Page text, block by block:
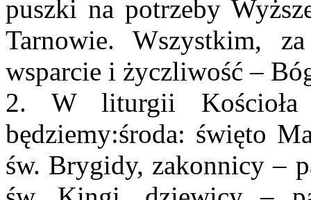
puszki na potrzeby
Tarnowie. Wszystkim,
wsparcie i życzliwość –
2. W liturgii
będziemy:środa: święto
św. Brygidy, zakonnicy –